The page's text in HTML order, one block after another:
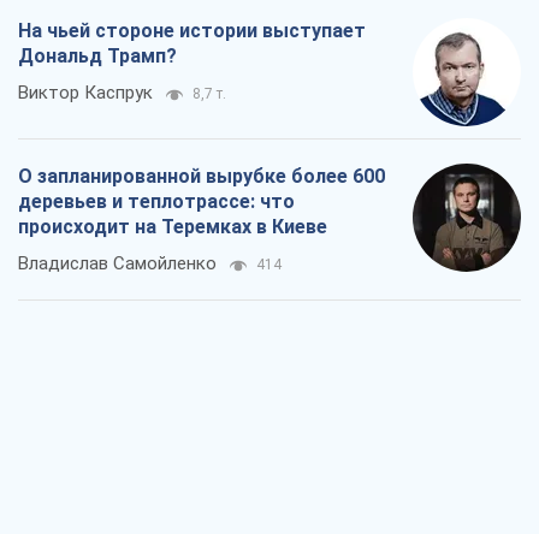
На чьей стороне истории выступает
Дональд Трамп?
Виктор Каспрук 8,7 т.
О запланированной вырубке более 600
деревьев и теплотрассе: что
происходит на Теремках в Киеве
Владислав Самойленко 414